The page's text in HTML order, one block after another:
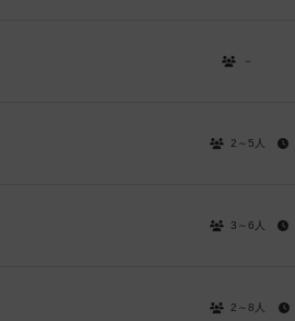
－
2～5人
3～6人
2～8人